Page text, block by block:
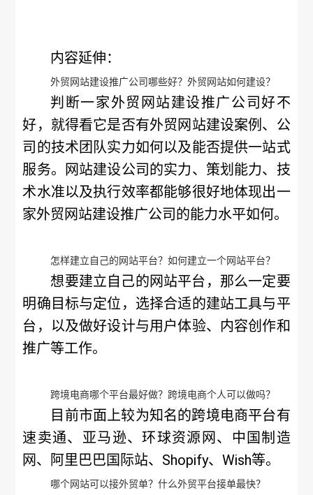
内容延伸：
外贸网站建设推广公司哪些好？外贸网站如何建设？
判断一家外贸网站建设推广公司好不
好，就得看它是否有外贸网站建设案例、公
司的技术团队实力如何以及能否提供一站式
服务。网站建设公司的实力、策划能力、技
术水准以及执行效率都能够很好地体现出一
家外贸网站建设推广公司的能力水平如何。
怎样建立自己的网站平台？如何建立一个网站平台？
想要建立自己的网站平台，那么一定要
明确目标与定位，选择合适的建站工具与平
台，以及做好设计与用户体验、内容创作和
推广等工作。
跨境电商哪个平台最好做？跨境电商个人可以做吗？
目前市面上较为知名的跨境电商平台有
速卖通、亚马逊、环球资源网、中国制造
网、阿里巴巴国际站、Shopify、Wish等。
哪个网站可以接外贸单？什么外贸平台接单最快？